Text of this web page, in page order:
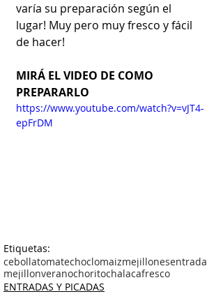
varía su preparación según el
lugar! Muy pero muy fresco y fácil
de hacer!
MIRÁ EL VIDEO DE COMO
PREPARARLO
https://www.youtube.com/watch?v=vJT4-
epFrDM
Etiquetas:
cebollatomatechoclomaizmejillonesentrada
mejillonveranochoritochalacafresco
ENTRADAS Y PICADAS